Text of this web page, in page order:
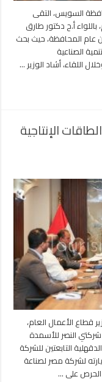
السويس، التقى
أ.ح دكتور طارق
عام المحافظة، حيث بحث
الصناعية
اللقاء، أشاد الوزير …
الإنتاجية
مغلقة
الأعمال العام،
النصر للأسمدة
التابعتين للشركة
لشركة مصر لصناعة
الحرص على …